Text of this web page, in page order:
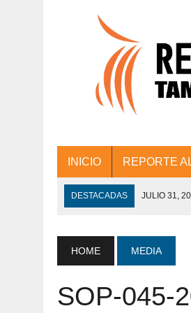
INICIO REPORTE
DESTACADAS JULIO 31,
JULIO 30, 2026 | 💧🚰 ¡AGUA
JULIO 30, 2026 ¡TRABAJO
HOME MEDIA
SOP-045-